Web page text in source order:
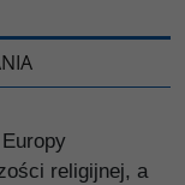
religijnej, a